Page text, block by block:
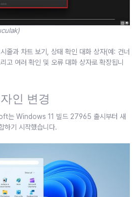
줄과 차트 보기, 상태 확인 대화 상자(예: 건너
고 여러 확인 및 오류 대화 상자로 확장됩니
인 변경
는 Windows 11 빌드 27965 출시부터 새
하기 시작했습니다.